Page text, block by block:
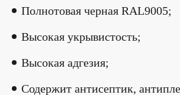
Полнотовая черная RAL9005;
Высокая укрывистость;
Высокая адгезия;
Содержит антисептик,